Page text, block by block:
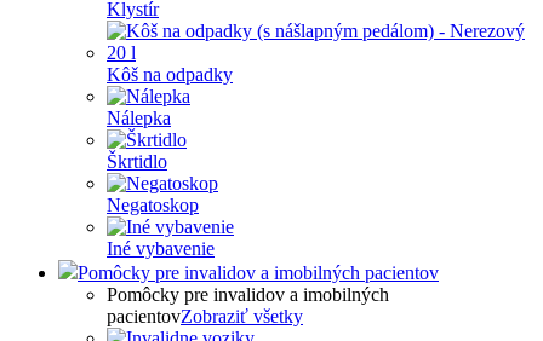
Klystír
Kôš na odpadky
Nálepka
Škrtidlo
Negatoskop
Iné vybavenie
Pomôcky pre invalidov a imobilných pacientov
Pomôcky pre invalidov a imobilných
pacientovZobraziť všetky